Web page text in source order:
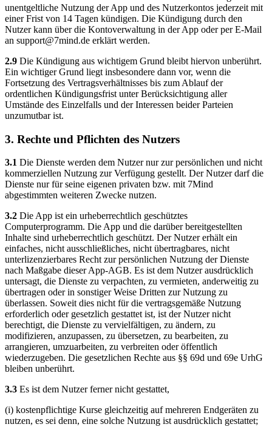
unentgeltliche Nutzung der App und des Nutzerkontos jederzeit mit
einer Frist von 14 Tagen kündigen. Die Kündigung durch den
Nutzer kann über die Kontoverwaltung in der App oder per E-Mail
an support@7mind.de erklärt werden.
2.9 Die Kündigung aus wichtigem Grund bleibt hiervon unberührt.
Ein wichtiger Grund liegt insbesondere dann vor, wenn die
Fortsetzung des Vertragsverhältnisses bis zum Ablauf der
ordentlichen Kündigungsfrist unter Berücksichtigung aller
Umstände des Einzelfalls und der Interessen beider Parteien
unzumutbar ist.
3. Rechte und Pflichten des Nutzers
3.1 Die Dienste werden dem Nutzer nur zur persönlichen und nicht
kommerziellen Nutzung zur Verfügung gestellt. Der Nutzer darf die
Dienste nur für seine eigenen privaten bzw. mit 7Mind
abgestimmten weiteren Zwecke nutzen.
3.2 Die App ist ein urheberrechtlich geschütztes
Computerprogramm. Die App und die darüber bereitgestellten
Inhalte sind urheberrechtlich geschützt. Der Nutzer erhält ein
einfaches, nicht ausschließliches, nicht übertragbares, nicht
unterlizenzierbares Recht zur persönlichen Nutzung der Dienste
nach Maßgabe dieser App-AGB. Es ist dem Nutzer ausdrücklich
untersagt, die Dienste zu verpachten, zu vermieten, anderweitig zu
übertragen oder in sonstiger Weise Dritten zur Nutzung zu
überlassen. Soweit dies nicht für die vertragsgemäße Nutzung
erforderlich oder gesetzlich gestattet ist, ist der Nutzer nicht
berechtigt, die Dienste zu vervielfältigen, zu ändern, zu
modifizieren, anzupassen, zu übersetzen, zu bearbeiten, zu
arrangieren, umzuarbeiten, zu verbreiten oder öffentlich
wiederzugeben. Die gesetzlichen Rechte aus §§ 69d und 69e UrhG
bleiben unberührt.
3.3 Es ist dem Nutzer ferner nicht gestattet,
(i) kostenpflichtige Kurse gleichzeitig auf mehreren Endgeräten zu
nutzen, es sei denn, eine solche Nutzung ist ausdrücklich gestattet;